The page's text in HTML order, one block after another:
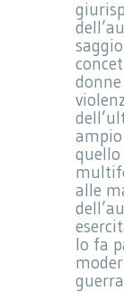
alle
lo fa